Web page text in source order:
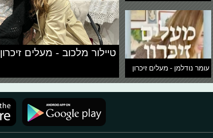
עומר נודלמן - מעלים זיכרון
טיילור מלכוב - מעלים זיכרון